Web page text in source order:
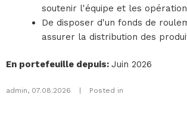
soutenir l'équipe et les
De disposer d'un fonds de
assurer la distribution des
En portefeuille depuis: Juin 2026
admin, 07.08.2026 Posted in